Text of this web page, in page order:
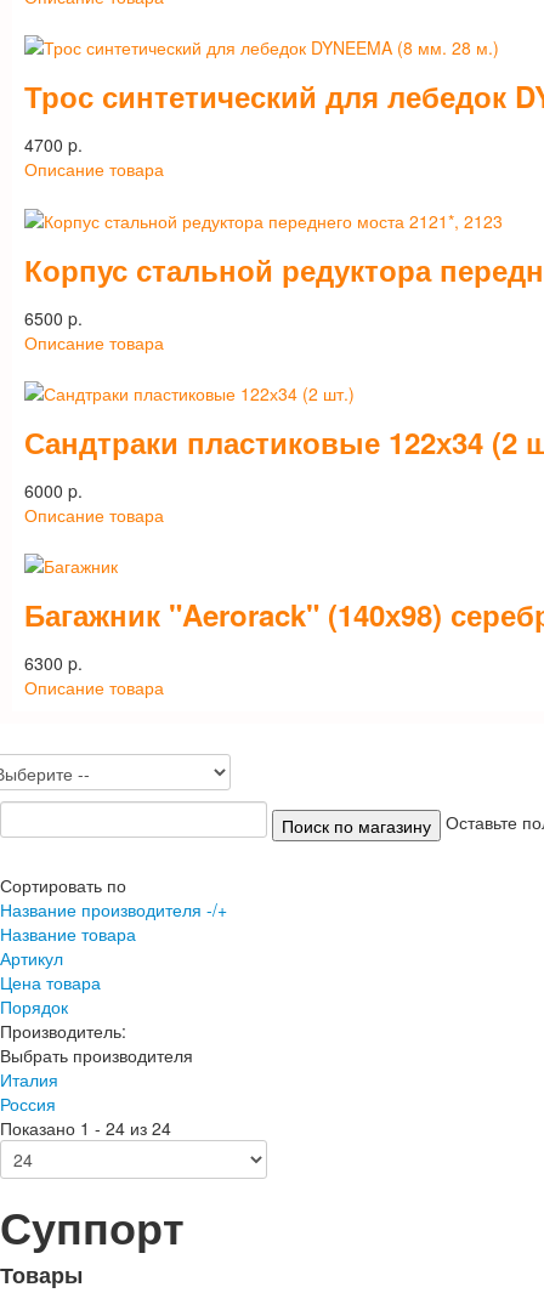
Трос синтетический для лебедок
4700 p.
Описание товара
Корпус стальной редуктора
6500 p.
Описание товара
Сандтраки пластиковые 122х34 (2
6000 p.
Описание товара
Багажник "Aerorack" (140х98)
6300 p.
Описание товара
Оставьте
Сортировать по
Название производителя -/+
Название товара
Артикул
Цена товара
Порядок
Производитель:
Выбрать производителя
Италия
Россия
Показано 1 - 24 из 24
Суппорт
Товары